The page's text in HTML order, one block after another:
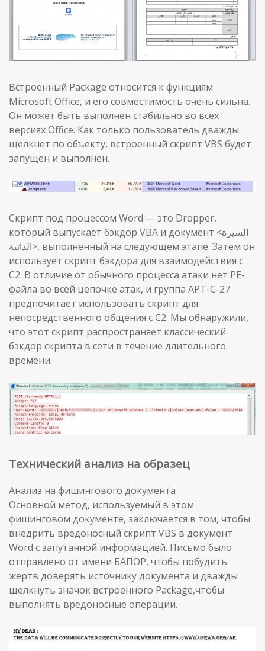
Встроенный Package относится к функциям
Microsoft Office, и его совместимость очень сильна.
Он может быть выполнен стабильно во всех
версиях Office. Как только пользователь дважды
щелкнет по объекту, встроенный скрипт VBS будет
запущен и выполнен.
Скрипт под процессом Word — это Dropper,
который выпускает бэкдор VBA и документ <السيرة
الذاتية>, выполненный на следующем этапе. Затем он
использует скрипт бэкдора для взаимодействия с
C2. В отличие от обычного процесса атаки нет PE-
файла во всей цепочке атак, и группа APT-C-27
предпочитает использовать скрипт для
непосредственного общения с C2. Мы обнаружили,
что этот скрипт распространяет классический
бэкдор скрипта в сети в течение длительного
времени.
Технический анализ на образец
Анализ на фишингового документа
Основной метод, используемый в этом
фишинговом документе, заключается в том, чтобы
внедрить вредоносный скрипт VBS в документ
Word с запутанной информацией. Письмо было
отправлено от имени БАПОР, чтобы побудить
жертв доверять источнику документа и дважды
щелкнуть значок встроенного Package,чтобы
выполнять вредоносные операции.